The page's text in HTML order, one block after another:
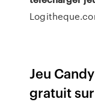
Jeu
gratuit